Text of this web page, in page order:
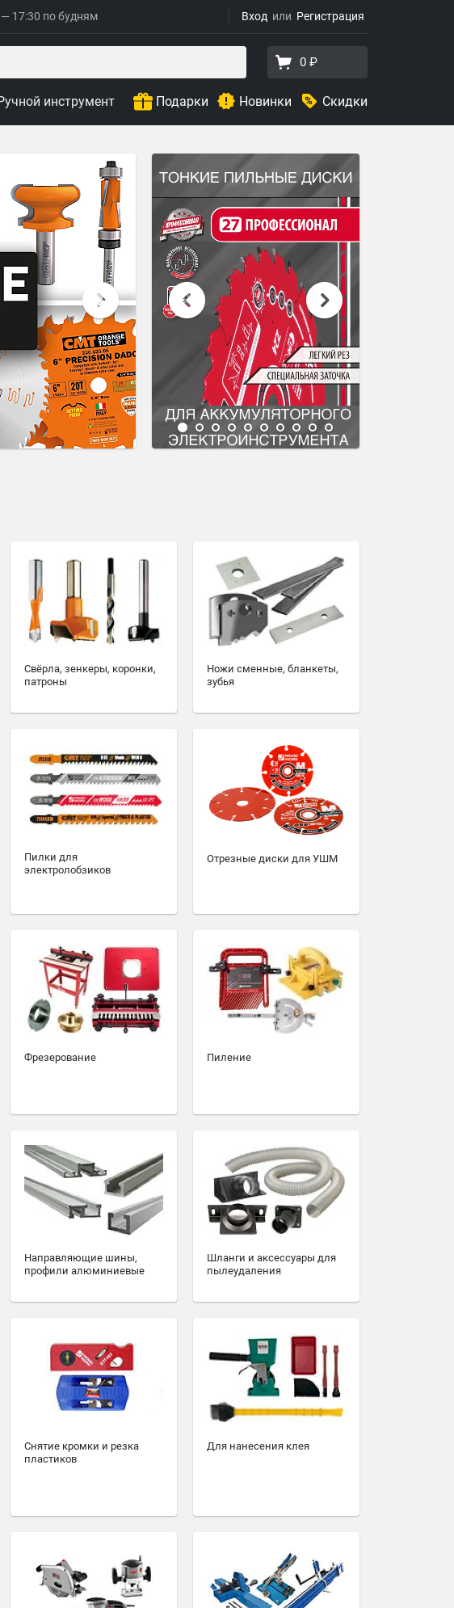
Вход Регистрация
17:30 по будням
0 ₽
инструмент Подарки Новинки Скидки
Свёрла, зенкеры, коронки,
патроны
Ножи сменные, бланкеты,
зубья
Пилки для
электролобзиков
Отрезные диски для УШМ
Фрезерование Пиление
Направляющие шины,
профили алюминиевые
Шланги и аксессуары для
пылеудаления
Снятие кромки и резка
пластиков
Для нанесения клея